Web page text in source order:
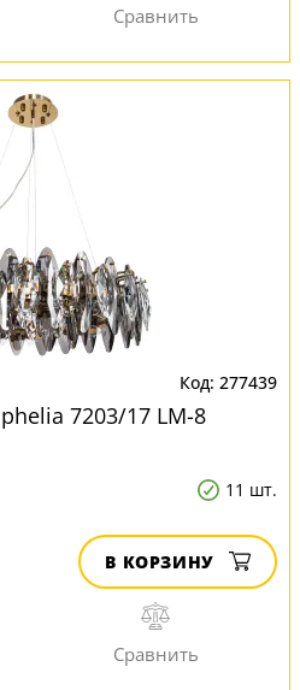
277439
7203/17 LM-8
11 шт.
В КОРЗИНУ